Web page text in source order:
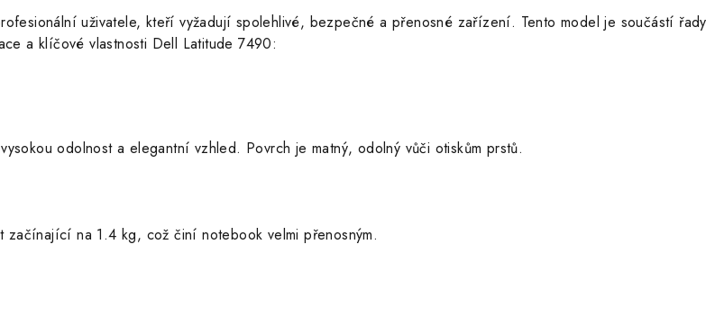
uživatele, kteří vyžadují spolehlivé, bezpečné a přenosné zařízení. Tento model je součástí
a klíčové vlastnosti Dell Latitude 7490:
odolnost a elegantní vzhled. Povrch je matný, odolný vůči otiskům prstů.
začínající na 1.4 kg, což činí notebook velmi přenosným.